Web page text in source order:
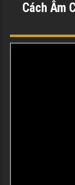
Cách Âm